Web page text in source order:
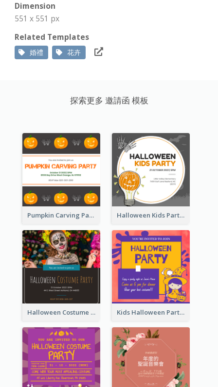
Dimension
551 x 551 px
Related Templates
婚禮 花卉
探索更多 邀請函 模板
Pumpkin Carving Party Invitation Halloween Kids Party Invitation
Halloween Costume Party Invitation Kids Halloween Party Invitation